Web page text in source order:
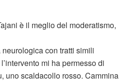
è il meglio del moderatismo,
con tratti simili
mi ha permesso di
uno scaldacollo rosso. Cammina